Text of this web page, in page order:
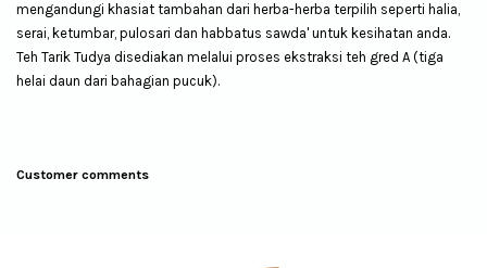
mengandungi khasiat tambahan dari herba-herba terpilih seperti halia,
serai, ketumbar, pulosari dan habbatus sawda' untuk kesihatan anda.
Teh Tarik Tudya disediakan melalui proses ekstraksi teh gred A (tiga
helai daun dari bahagian pucuk).
Customer comments